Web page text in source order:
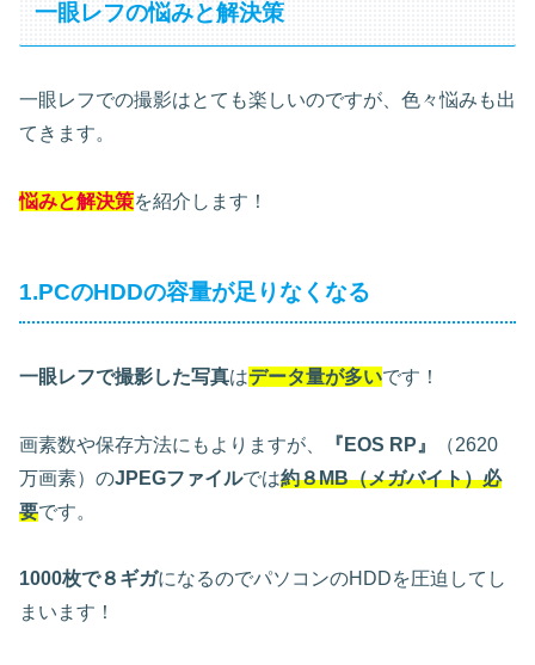
一眼レフの悩みと解決策
一眼レフでの撮影はとても楽しいのですが、色々悩みも出
てきます。
悩みと解決策を紹介します！
1.PCのHDDの容量が足りなくなる
一眼レフで撮影した写真はデータ量が多いです！
画素数や保存方法にもよりますが、 『EOS RP』
（2620
万画素）のJPEGファイルでは約８MB（メガバイト）必
要です。
1000枚で８ギガになるのでパソコンのHDDを圧迫してし
まいます！